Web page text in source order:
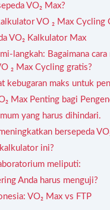
VO₂ Max?
VO ₂ Max Cycling
VO₂ Kalkulator Max
langkah: Bagaimana
₂ Max Cycling gratis?
kebugaran maks untuk
Max Penting bagi
yang harus dihindari.
bersepeda
ini?
meliputi:
Anda harus menguji?
VO₂ Max vs FTP